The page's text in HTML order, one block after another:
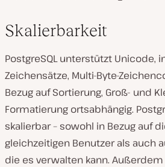
Skalierbarkeit
PostgreSQL unterstützt Unicode,
Zeichensätze, Multi-Byte-
Bezug auf Sortierung, Groß- und
Formatierung ortsabhängig.
skalierbar – sowohl in Bezug auf
gleichzeitigen Benutzer als auch
die es verwalten kann. Außerdem